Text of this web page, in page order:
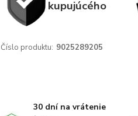
kupujúcého
Číslo produktu: 9025289205
30 dní na vrátenie